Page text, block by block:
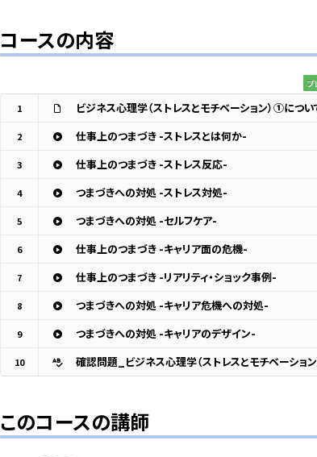
コースの内容
プ
1
ビジネス心理学（ストレスとモチベーション）①につい
2 仕事上のつまづき -ストレスとは何か-
3 仕事上のつまづき -ストレス反応-
4 つまづきへの対処 -ストレス対処-
5 つまづきへの対処 -セルフケア-
6 仕事上のつまづき -キャリア面の危機-
7 仕事上のつまづき -リアリティ・ショック事例-
8 つまづきへの対処 -キャリア危機への対処-
9 つまづきへの対処 -キャリアのデザイン-
10 確認問題_ビジネス心理学（ストレスとモチベーショ
このコースの講師